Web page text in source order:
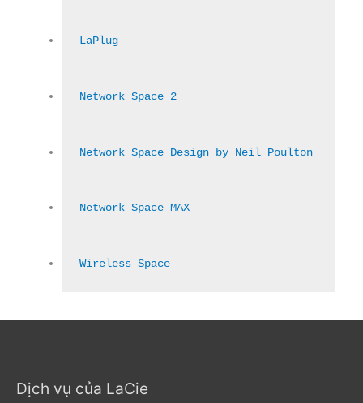
LaPlug
Network Space 2
Network Space Design by Neil Poulton
Network Space MAX
Wireless Space
Dịch vụ của LaCie